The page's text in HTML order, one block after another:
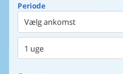
Periode
Vælg ankomst
1 uge